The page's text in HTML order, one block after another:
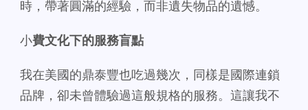
時，帶著圓滿的經驗，而非遺失物品的遺憾。
小費文化下的服務盲點
我在美國的鼎泰豐也吃過幾次，同樣是國際連鎖
品牌，卻未曾體驗過這般規格的服務。這讓我不